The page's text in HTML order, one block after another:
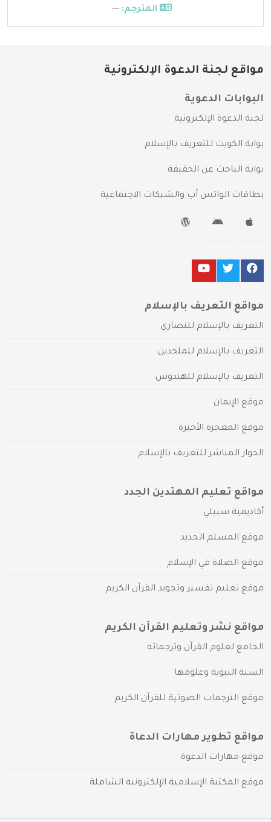
المترجم: ---
مواقع لجنة الدعوة الإلكترونية
البوابات الدعوية
لجنة الدعوة الإلكترونية
بوابة الكويت للتعريف بالإسلام
بوابة الباحث عن الحقيقة
بطاقات الواتس آب والشبكات الاجتماعية
مواقع التعريف بالإسلام
التعريف بالإسلام للنصارى
التعريف بالإسلام للملحدين
التعريف بالإسلام للهندوس
موقع الإيمان
موقع المعجزة الأخيرة
الحوار المباشر للتعريف بالإسلام
مواقع تعليم المهتدين الجدد
أكاديمية سبيلي
موقع المسلم الجديد
موقع الصلاة في الإسلام
موقع تعليم تفسير وتجويد القرآن الكريم
مواقع نشر وتعليم القرآن الكريم
الجامع لعلوم القرآن وترجماته
السنة النبوية وعلومها
موقع الترجمات الصوتية للقرآن الكريم
مواقع تطوير مهارات الدعاة
موقع مهارات الدعوة
موقع المكتبة الإسلامية الإلكترونية الشاملة